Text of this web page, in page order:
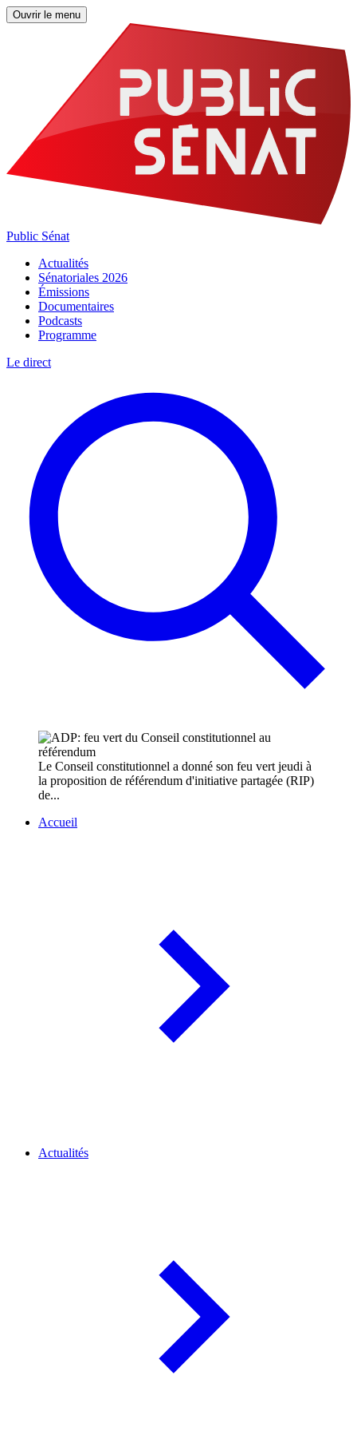
Ouvrir le menu
Public Sénat
Actualités
Sénatoriales 2026
Émissions
Documentaires
Podcasts
Programme
Le direct
Le Conseil constitutionnel a donné son feu vert jeudi à
la proposition de référendum d'initiative partagée (RIP)
de...
Accueil
Actualités